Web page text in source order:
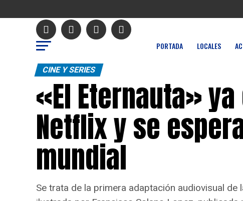
PORTADA LOCALES
CINE Y SERIES
«El Eternauta»
Netflix y se
mundial
Se trata de la primera adaptación audiovisual